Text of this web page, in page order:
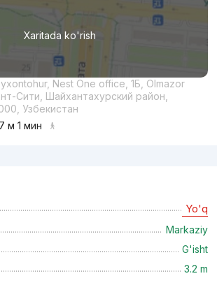
Xaritada ko'rish
Nest One office, 1Б, Olmazor
Сити, Шайхантахурский район,
Узбекистан
м 1 мин
Yo'q
Markaziy
G'isht
3.2 m